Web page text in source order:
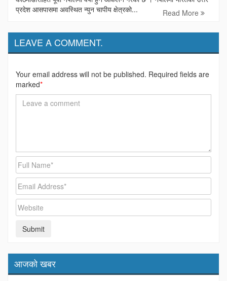
प्रदेश आसपासमा अवस्थित न्युन चापीय क्षेत्रको...
Read More
LEAVE A COMMENT.
Your email address will not be published. Required fields are
marked*
आजको खबर